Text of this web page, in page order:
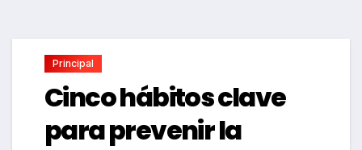
Principal
Cinco hábitos clave
para prevenir la